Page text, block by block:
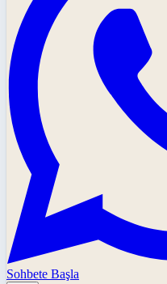
Sohbete Başla